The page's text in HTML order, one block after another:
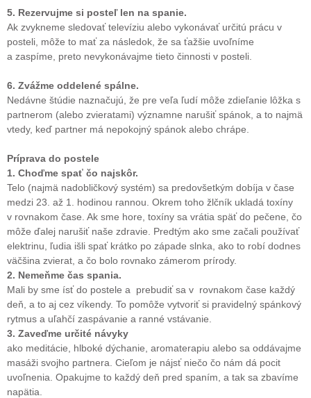
5. Rezervujme si posteľ len na spanie.
Ak zvykneme sledovať televíziu alebo vykonávať určitú prácu v
posteli, môže to mať za následok, že sa ťažšie uvoľníme
a zaspíme, preto nevykonávajme tieto činnosti v posteli.
6. Zvážme oddelené spálne.
Nedávne štúdie naznačujú, že pre veľa ľudí môže zdieľanie lôžka s
partnerom (alebo zvieratami) významne narušiť spánok, a to najmä
vtedy, keď partner má nepokojný spánok alebo chrápe.
Príprava do postele
1. Choďme spať čo najskôr.
Telo (najmä nadobličkový systém) sa predovšetkým dobíja v čase
medzi 23. až 1. hodinou rannou. Okrem toho žlčník ukladá toxíny
v rovnakom čase. Ak sme hore, toxíny sa vrátia späť do pečene, čo
môže ďalej narušiť naše zdravie. Predtým ako sme začali používať
elektrinu, ľudia išli spať krátko po západe slnka, ako to robí dodnes
väčšina zvierat, a čo bolo rovnako zámerom prírody.
2. Nemeňme čas spania.
Mali by sme ísť do postele a prebudiť sa v rovnakom čase každý
deň, a to aj cez víkendy. To pomôže vytvoriť si pravidelný spánkový
rytmus a uľahčí zaspávanie a ranné vstávanie.
3. Zaveďme určité návyky
ako meditácie, hlboké dýchanie, aromaterapiu alebo sa oddávajme
masáži svojho partnera. Cieľom je nájsť niečo čo nám dá pocit
uvoľnenia. Opakujme to každý deň pred spaním, a tak sa zbavíme
napätia.